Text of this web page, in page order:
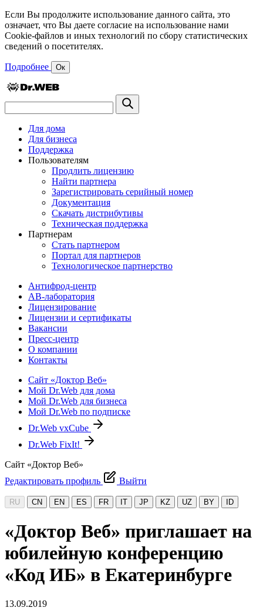
Если Вы продолжите использование данного сайта, это
означает, что Вы даете согласие на использование нами
Cookie-файлов и иных технологий по сбору статистических
сведений о посетителях.
Подробнее Ок
Для дома
Для бизнеса
Поддержка
Пользователям
Продлить лицензию
Найти партнера
Зарегистрировать серийный номер
Документация
Скачать дистрибутивы
Техническая поддержка
Партнерам
Стать партнером
Портал для партнеров
Технологическое партнерство
Антифрод-центр
АВ-лаборатория
Лицензирование
Лицензии и сертификаты
Вакансии
Пресс-центр
О компании
Контакты
Сайт «Доктор Веб»
Мой Dr.Web для дома
Мой Dr.Web для бизнеса
Мой Dr.Web по подписке
Dr.Web vxCube
Dr.Web FixIt!
Сайт «Доктор Веб»
Редактировать профиль
Выйти
RU CN EN ES FR IT JP KZ UZ BY ID
«Доктор Веб» приглашает на
юбилейную конференцию
«Код ИБ» в Екатеринбурге
13.09.2019